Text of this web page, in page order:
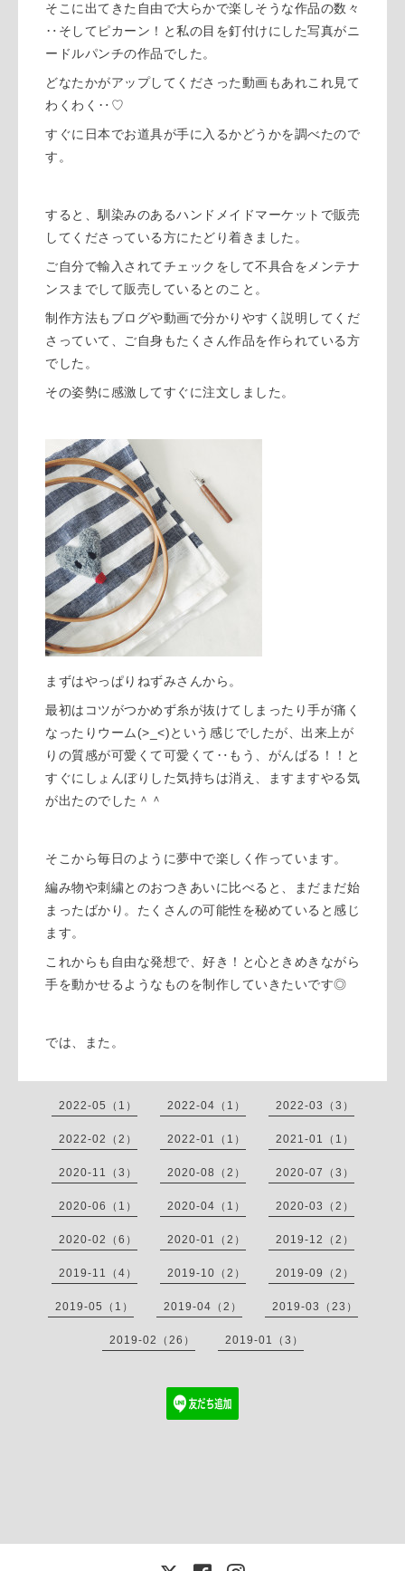
そこに出てきた自由で大らかで楽しそうな作品の数々
‥そしてピカーン！と私の目を釘付けにした写真がニ
ードルパンチの作品でした。
どなたかがアップしてくださった動画もあれこれ見て
わくわく‥♡
すぐに日本でお道具が手に入るかどうかを調べたので
す。
すると、馴染みのあるハンドメイドマーケットで販売
してくださっている方にたどり着きました。
ご自分で輸入されてチェックをして不具合をメンテナ
ンスまでして販売しているとのこと。
制作方法もブログや動画で分かりやすく説明してくだ
さっていて、ご自身もたくさん作品を作られている方
でした。
その姿勢に感激してすぐに注文しました。
まずはやっぱりねずみさんから。
最初はコツがつかめず糸が抜けてしまったり手が痛く
なったりウーム(>_<)という感じでしたが、出来上が
りの質感が可愛くて可愛くて‥もう、がんばる！！と
すぐにしょんぼりした気持ちは消え、ますますやる気
が出たのでした＾＾
そこから毎日のように夢中で楽しく作っています。
編み物や刺繍とのおつきあいに比べると、まだまだ始
まったばかり。たくさんの可能性を秘めていると感じ
ます。
これからも自由な発想で、好き！と心ときめきながら
手を動かせるようなものを制作していきたいです◎
では、また。
2022-05（1） 2022-04（1） 2022-03（3）
2022-02（2） 2022-01（1） 2021-01（1）
2020-11（3） 2020-08（2） 2020-07（3）
2020-06（1） 2020-04（1） 2020-03（2）
2020-02（6） 2020-01（2） 2019-12（2）
2019-11（4） 2019-10（2） 2019-09（2）
2019-05（1） 2019-04（2） 2019-03（23）
2019-02（26） 2019-01（3）